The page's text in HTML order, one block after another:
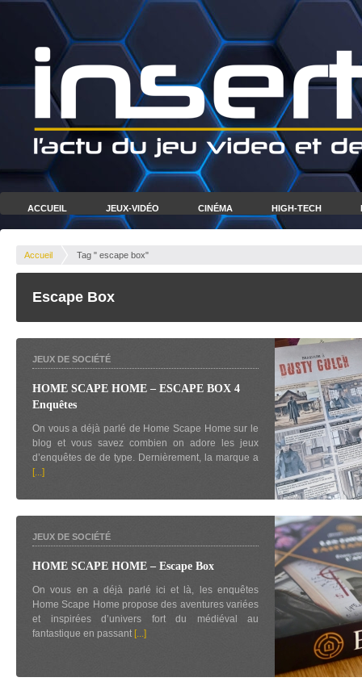
ACCUEIL JEUX-VIDÉO CINÉMA HIGH-TECH
Accueil Tag " escape box"
Escape Box
JEUX DE SOCIÉTÉ
HOME SCAPE HOME – ESCAPE BOX 4
Enquêtes
On vous a déjà parlé de Home Scape Home sur le
blog et vous savez combien on adore les jeux
d’enquêtes de de type. Dernièrement, la marque a
[...]
JEUX DE SOCIÉTÉ
HOME SCAPE HOME – Escape Box
On vous en a déjà parlé ici et là, les enquêtes
Home Scape Home propose des aventures variées
et inspirées d’univers fort du médiéval au
fantastique en passant [...]